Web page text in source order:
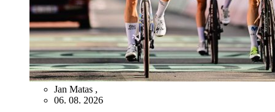
Jan Matas ,
06. 08. 2026